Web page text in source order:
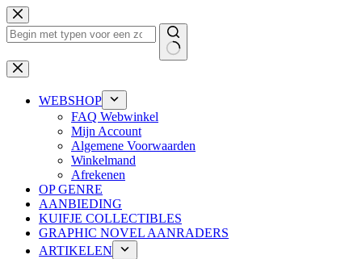
Ga
naar
de
Geen
resultaten
WEBSHOP
FAQ Webwinkel
Mijn Account
Algemene Voorwaarden
Winkelmand
Afrekenen
OP GENRE
AANBIEDING
KUIFJE COLLECTIBLES
GRAPHIC NOVEL AANRADERS
ARTIKELEN